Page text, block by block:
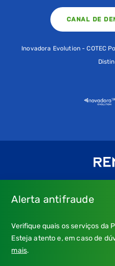
CANAL DE
Inovadora Evolution - COTEC
a nossa
* Emergência Gás: 24
** Atendimento: dias úteis,
Alerta antifraude
Verifique quais os serviços da
Esteja atento e, em caso de
mais.